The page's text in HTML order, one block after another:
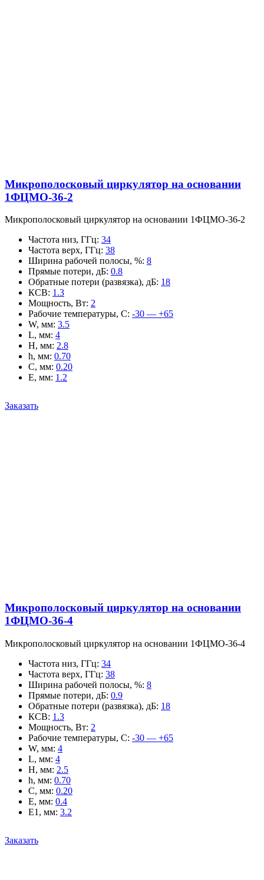
Микрополосковый циркулятор на основании
1ФЦМО-36-2
Микрополосковый циркулятор на основании 1ФЦМО-36-2
Частота низ, ГГц: 34
Частота верх, ГГц: 38
Ширина рабочей полосы, %: 8
Прямые потери, дБ: 0.8
Обратные потери (развязка), дБ: 18
КСВ: 1.3
Мощность, Вт: 2
Рабочие температуры, С: -30 — +65
W, мм: 3.5
L, мм: 4
H, мм: 2.8
h, мм: 0.70
C, мм: 0.20
E, мм: 1.2
Заказать
Микрополосковый циркулятор на основании
1ФЦМО-36-4
Микрополосковый циркулятор на основании 1ФЦМО-36-4
Частота низ, ГГц: 34
Частота верх, ГГц: 38
Ширина рабочей полосы, %: 8
Прямые потери, дБ: 0.9
Обратные потери (развязка), дБ: 18
КСВ: 1.3
Мощность, Вт: 2
Рабочие температуры, С: -30 — +65
W, мм: 4
L, мм: 4
H, мм: 2.5
h, мм: 0.70
C, мм: 0.20
E, мм: 0.4
E1, мм: 3.2
Заказать